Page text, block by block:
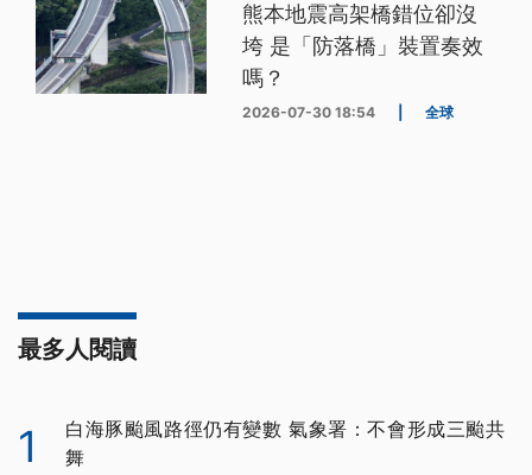
熊本地震高架橋錯位卻沒
垮 是「防落橋」裝置奏效
嗎？
2026-07-30 18:54 全球
最多人閱讀
1
白海豚颱風路徑仍有變數 氣象署：不會形成三颱共
舞